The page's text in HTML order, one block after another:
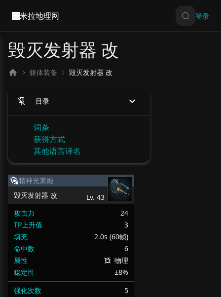
米拉地理网 登录
毁灭发射器 改
躯体装备 毁灭发射器 改
目录
词条
获得方式
其他语言译名
精神光束炮
毁灭发射器 改
Lv. 43
攻击力
24
TP上升值
3
填充
2.0s (60帧)
命中数
6
属性
物理
稳定性
±8%
强化次数
5